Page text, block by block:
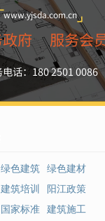
绿色建筑 绿色建材
建筑培训 阳江政策
国家标准 建筑施工